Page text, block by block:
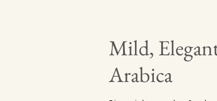
Mild,
Arabica